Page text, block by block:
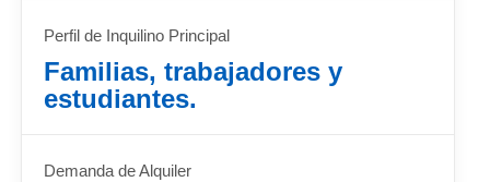
Perfil de Inquilino Principal
Familias, trabajadores y
estudiantes.
Demanda de Alquiler